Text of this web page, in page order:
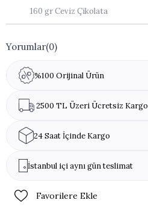
160 gr Ceviz Çikolata
Yorumlar(0)
%100 Orijinal Ürün
2500 TL Üzeri Ücretsiz Kargo
24 Saat İçinde Kargo
İstanbul içi aynı gün teslimat
Favorilere Ekle